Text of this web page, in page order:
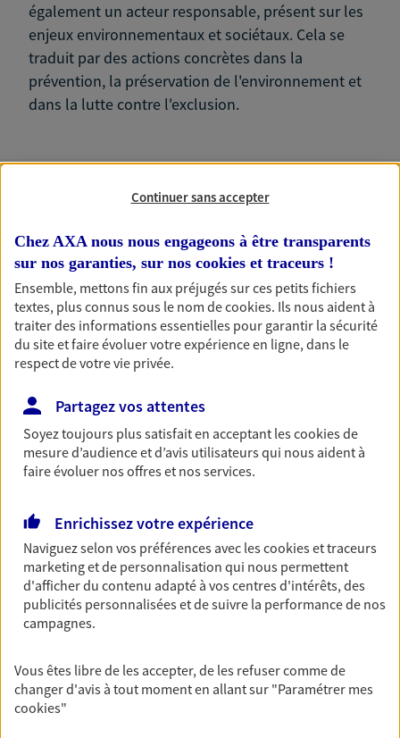
également un acteur responsable, présent sur les
enjeux environnementaux et sociétaux. Cela se
traduit par des actions concrètes dans la
prévention, la préservation de l'environnement et
dans la lutte contre l'exclusion.
Vous aider à constituer une
épargne
De nombreuses solutions s'offrent à vous pour faire
fructifier votre épargne. Laquelle correspond à vos
objectifs ? Rien ne remplace les conseils d'un expert :
Assurance vie, PER, Livret… Faisons le point ensemble !
Préparer votre avenir
nos différentes solutions. Nous vous accompagnons
dans vos projets de vie en privilégiant une relation de
confiance et de proximité.
Vous protéger et protéger vos
Avec nos solutions de prévoyance, sécurisez vos
ressources et protégez vos proches en cas d'accident,
d'invalidité, d'incapacité ou de décès.
Continuer sans accepter
Chez AXA nous nous engageons à être transparents
sur nos garanties, sur nos cookies et traceurs !
Ensemble, mettons fin aux préjugés sur ces petits fichiers
textes, plus connus sous le nom decookies. Ils nous aident à
traiter des informations essentielles pour garantir la sécurité
du site et faire évoluer votre expérience en ligne, dans le
respect de votre vie privée.
Partagez vos attentes
Soyez toujours plus satisfait en acceptant lescookiesde
mesure d’audience et d’avis utilisateurs qui nous aident à
faire évoluer nos offres et nos services.
Enrichissez votre expérience
Naviguez selon vos préférences avec lescookies et traceurs
marketing et de personnalisation qui nous permettent
d'afficher du contenu adapté à vos centres d'intérêts, des
publicités personnalisées et de suivre la performance de nos
campagnes.
Vous êtes libre de les accepter, de les refuser comme de
changer d'avis à tout moment en allant sur "Paramétrer mes
cookies"